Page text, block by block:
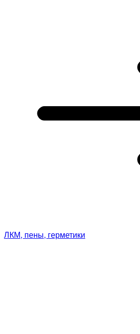
ЛКМ, пены, герметики